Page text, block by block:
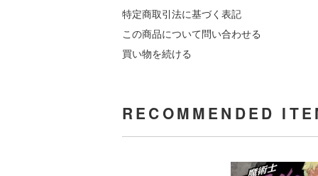
特定商取引法に基づく表記
この商品について問い合わせる
買い物を続ける
RECOMMENDED